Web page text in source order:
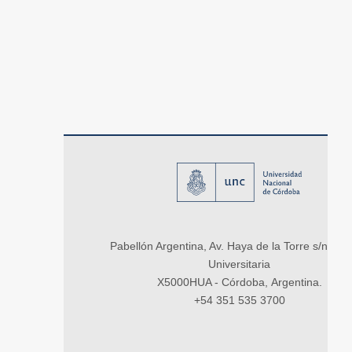
Pabellón Argentina, Av. Haya de la Torre s/n,
Universitaria
X5000HUA - Córdoba, Argentina.
+54 351 535 3700